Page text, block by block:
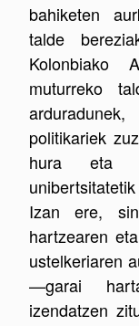
bahiketen
talde
Kolonbiako
muturreko
politikariek
hura eta
Izan ere,
hartzearen
ustelkeriaren
—garai
izendatzen